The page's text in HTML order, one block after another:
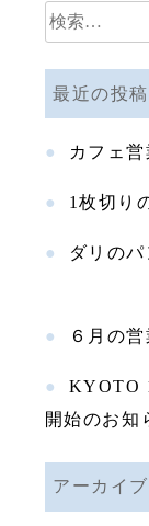
検
索:
最近の投稿
カフェ
1枚切り
ダリの
６月の
KYOTO
開始のお知
アーカイブ